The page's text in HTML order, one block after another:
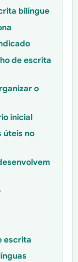
bilíngue
de escrita
o
inicial
úteis no
escrita